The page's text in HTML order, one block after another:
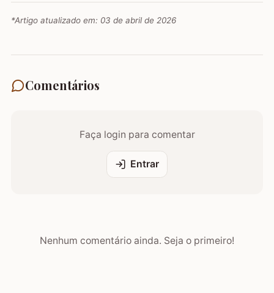
*Artigo atualizado em: 03 de abril de 2026
Comentários
Faça login para comentar
Entrar
Nenhum comentário ainda. Seja o primeiro!